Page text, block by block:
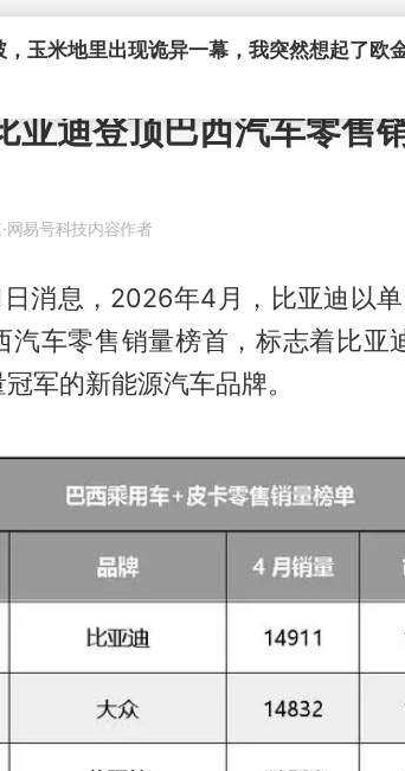
玉米地里出现诡异一幕，我突然想起了欧
亚迪登顶巴西汽车零售
·网易号科技内容作者
日消息，2026年4月，比亚迪以
汽车零售销量榜首，标志着比亚
军的新能源汽车品牌。